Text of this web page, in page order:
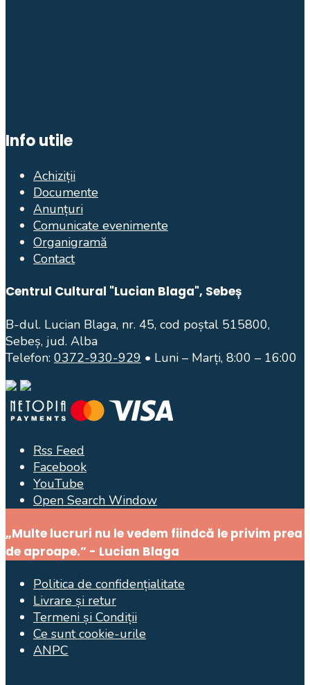
Info utile
Achiziții
Documente
Anunțuri
Comunicate evenimente
Organigramă
Contact
Centrul Cultural "Lucian Blaga", Sebeș
B-dul. Lucian Blaga, nr. 45, cod poștal 515800,
Sebeș, jud. Alba
Telefon: 0372-930-929 • Luni – Marți, 8:00 – 16:00
Rss Feed
Facebook
YouTube
Open Search Window
„Multe lucruri nu le vedem fiindcă le privim prea
de aproape.” - Lucian Blaga
Politica de confidențialitate
Livrare și retur
Termeni și Condiții
Ce sunt cookie-urile
ANPC